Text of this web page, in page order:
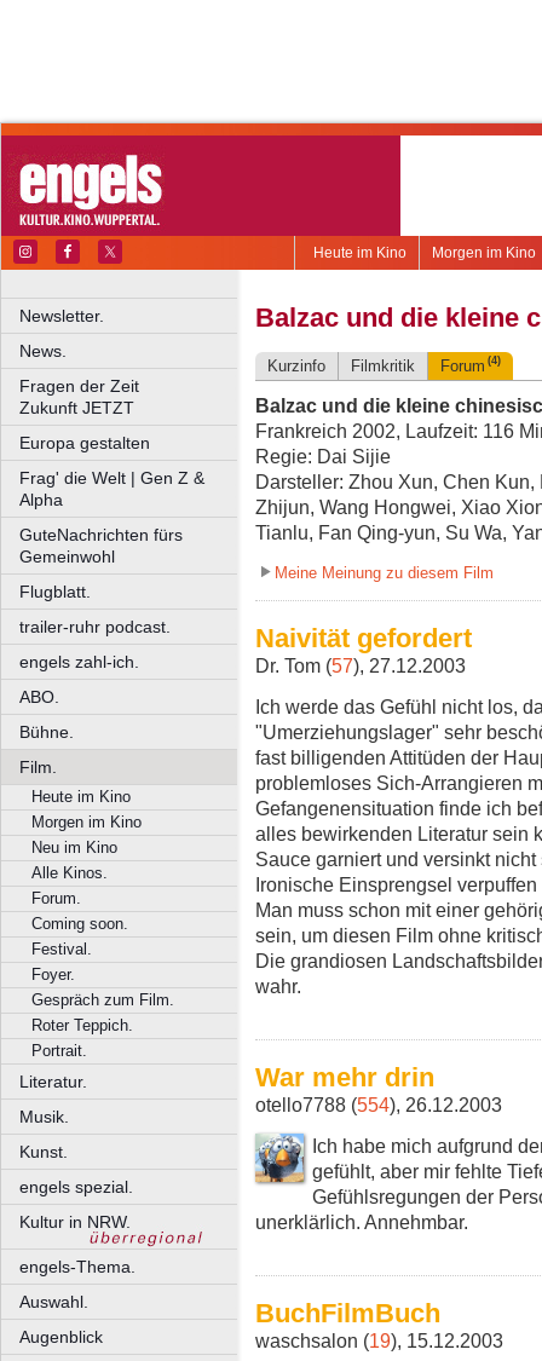
Morgen im Kino
Heute im Kino
Newsletter.
News.
Fragen der Zeit
Zukunft JETZT
Europa gestalten
Frag' die Welt | Gen Z &
Alpha
GuteNachrichten fürs
Gemeinwohl
Flugblatt.
trailer-ruhr podcast.
engels zahl-ich.
ABO.
Bühne.
Film.
Heute im Kino
Morgen im Kino
Neu im Kino
Alle Kinos.
Forum.
Coming soon.
Festival.
Foyer.
Gespräch zum Film.
Roter Teppich.
Portrait.
Literatur.
Musik.
Kunst.
engels spezial.
Kultur in NRW.
engels-Thema.
Auswahl.
Augenblick
Balzac und die kleine
Kurzinfo Filmkritik Forum (4)
Balzac und die kleine
Frankreich 2002, Laufzeit: 116
Regie: Dai Sijie
Darsteller: Zhou Xun, Chen
Zhijun, Wang Hongwei, Xiao
Tianlu, Fan Qing-yun, Su Wa,
Meine Meinung zu diesem Film
Naivität gefordert
Dr. Tom (57), 27.12.2003
Ich werde das Gefühl nicht los,
"Umerziehungslager" sehr
fast billigenden Attitüden der
problemloses Sich-Arrangieren
Gefangenensituation finde ich
alles bewirkenden Literatur sein
Sauce garniert und versinkt
Ironische Einsprengsel
Man muss schon mit einer
sein, um diesen Film ohne
Die grandiosen
wahr.
War mehr drin
otello7788 (554), 26.12.2003
Ich habe mich aufgrund
gefühlt, aber mir fehlte
Gefühlsregungen der
unerklärlich. Annehmbar.
BuchFilmBuch
waschsalon (19), 15.12.2003